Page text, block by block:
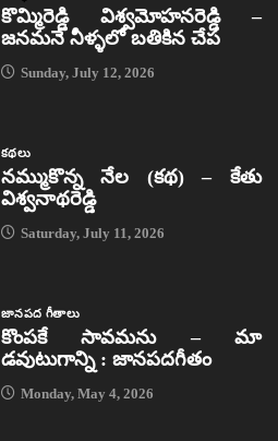
కొమ్మిరెడ్డి విశ్వమోహనరెడ్డి –
జనమనే నీళ్ళలో బతికిన చేప
Sunday, July 12, 2026
కథలు
నమ్ముకొన్న నేల (కథ) – కేతు
విశ్వనాథరెడ్డి
Saturday, July 11, 2026
జానపద గీతాలు
కొంపకే సావమను – మా
డవుటుగాన్ని : జానపదగీతం
Monday, May 4, 2026